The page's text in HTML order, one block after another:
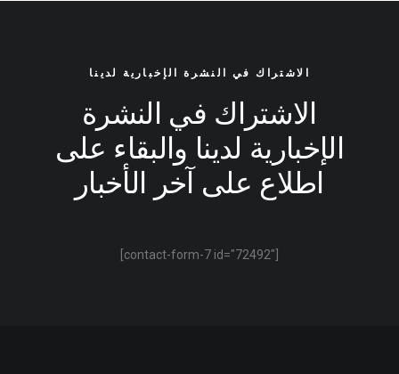
الاشتراك في النشرة الإخبارية لدينا
الاشتراك في النشرة
الإخبارية لدينا والبقاء على
اطلاع على آخر الأخبار
[contact-form-7 id="72492"]